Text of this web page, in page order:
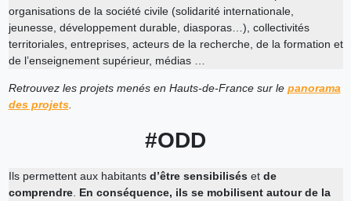
organisations de la société civile (solidarité internationale,
jeunesse, développement durable, diasporas…), collectivités
territoriales, entreprises, acteurs de la recherche, de la formation et
de l’enseignement supérieur, médias …
Retrouvez les projets menés en Hauts-de-France sur le panorama
des projets.
#ODD
Ils permettent aux habitants d’être sensibiliséset de
comprendre. En conséquence, ils se mobilisent autour de la